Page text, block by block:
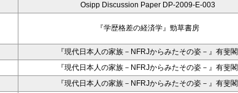
Osipp Discussion Paper DP-2009-E-003
『学歴格差の経済学』勁草書房
『現代日本人の家族－NFRJからみたその姿－』有斐閣
『現代日本人の家族－NFRJからみたその姿－』有斐閣
『現代日本人の家族－NFRJからみたその姿－』有斐閣